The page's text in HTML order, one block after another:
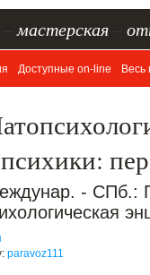
мастерская
Доступные on-line Весь
-
paravoz111